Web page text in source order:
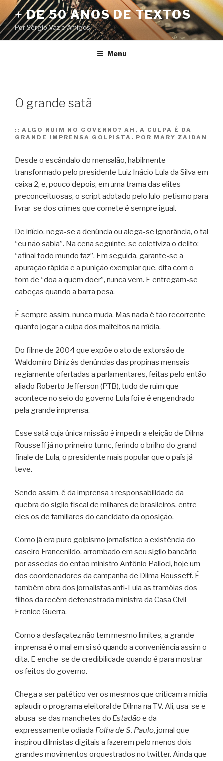
Pular
para
o
conteúdo
+ DE 50 ANOS DE TEXTOS
Por Sérgio Vaz e Amigos
Menu
O grande satã
:: ALGO RUIM NO GOVERNO? AH, A CULPA É DA
GRANDE IMPRENSA GOLPISTA. POR MARY ZAIDAN
Desde o escândalo do mensalão, habilmente
transformado pelo presidente Luiz Inácio Lula da Silva em
caixa 2, e, pouco depois, em uma trama das elites
preconceituosas, o script adotado pelo lulo-petismo para
livrar-se dos crimes que comete é sempre igual.
De início, nega-se a denúncia ou alega-se ignorância, o tal
“eu não sabia”. Na cena seguinte, se coletiviza o delito:
“afinal todo mundo faz”. Em seguida, garante-se a
apuração rápida e a punição exemplar que, dita com o
tom de “doa a quem doer”, nunca vem. E entregam-se
cabeças quando a barra pesa.
É sempre assim, nunca muda. Mas nada é tão recorrente
quanto jogar a culpa dos malfeitos na mídia.
Do filme de 2004 que expõe o ato de extorsão de
Waldomiro Diniz às denúncias das propinas mensais
regiamente ofertadas a parlamentares, feitas pelo então
aliado Roberto Jefferson (PTB), tudo de ruim que
acontece no seio do governo Lula foi e é engendrado
pela grande imprensa.
Esse satã cuja única missão é impedir a eleição de Dilma
Rousseff já no primeiro turno, ferindo o brilho do grand
finale de Lula, o presidente mais popular que o país já
teve.
Sendo assim, é da imprensa a responsabilidade da
quebra do sigilo fiscal de milhares de brasileiros, entre
eles os de familiares do candidato da oposição.
Como já era puro golpismo jornalístico a existência do
caseiro Francenildo, arrombado em seu sigilo bancário
por asseclas do então ministro Antônio Palloci, hoje um
dos coordenadores da campanha de Dilma Rousseff. É
também obra dos jornalistas anti-Lula as tramóias dos
filhos da recém defenestrada ministra da Casa Civil
Erenice Guerra.
Como a desfaçatez não tem mesmo limites, a grande
imprensa é o mal em si só quando a conveniência assim o
dita. E enche-se de credibilidade quando é para mostrar
os feitos do governo.
Chega a ser patético ver os mesmos que criticam a mídia
aplaudir o programa eleitoral de Dilma na TV. Ali, usa-se e
abusa-se das manchetes do Estadãoe da
expressamente odiada Folha de S. Paulo, jornal que
inspirou dilmistas digitais a fazerem pelo menos dois
grandes movimentos orquestrados no twitter. Ainda que